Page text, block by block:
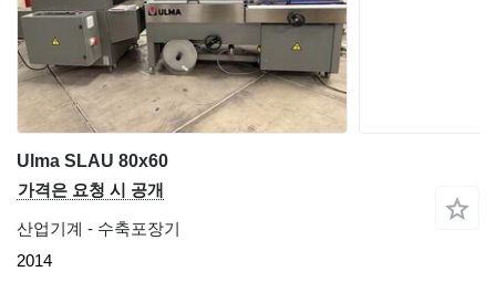
Ulma SLAU 80x60
가격은 요청 시 공개
산업기계 - 수축포장기
2014